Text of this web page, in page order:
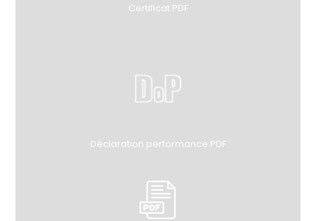
Certificat PDF
Déclaration performance PDF